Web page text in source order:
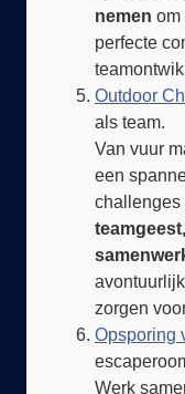
perfecte
Outdoor
als team.
Van vuur
een
zorgen
Opsporing
Werk